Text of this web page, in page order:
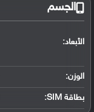
الجسم
الأبعاد:
الوزن:
بطاقة SIM: